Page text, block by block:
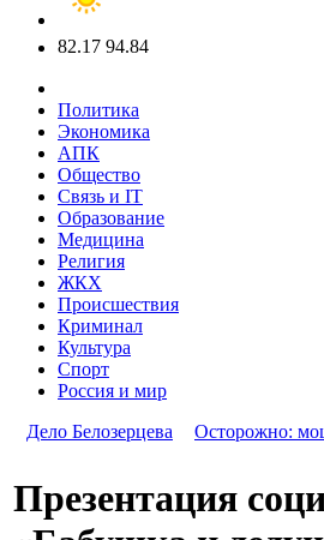
82.17 94.84
Политика
Экономика
АПК
Общество
Связь и IT
Образование
Медицина
Религия
ЖКХ
Происшествия
Криминал
Культура
Спорт
Россия и мир
Дело Белозерцева
Осторожно:
Презентация